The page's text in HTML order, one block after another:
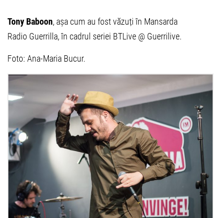
Tony Baboon, așa cum au fost văzuți în Mansarda
Radio Guerrilla, în cadrul seriei BTLive @ Guerrilive.
Foto: Ana-Maria Bucur.